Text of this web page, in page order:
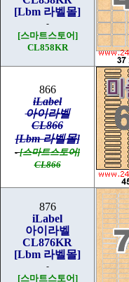
[Lbm 라벨몰]
-
[스마트스토어]
CL858KR
866
iLabel
아이라벨
CL866
[Lbm 라벨몰]
-[스마트스토어]
CL866
876
iLabel
아이라벨
CL876KR
[Lbm 라벨몰]
-
[스마트스토어]